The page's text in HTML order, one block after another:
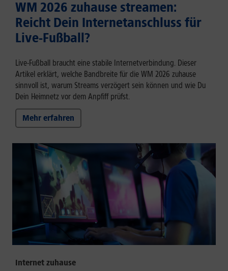
WM 2026 zuhause streamen:
Reicht Dein Internetanschluss für
Live-Fußball?
Live-Fußball braucht eine stabile Internetverbindung. Dieser
Artikel erklärt, welche Bandbreite für die WM 2026 zuhause
sinnvoll ist, warum Streams verzögert sein können und wie Du
Dein Heimnetz vor dem Anpfiff prüfst.
Mehr erfahren
Internet zuhause